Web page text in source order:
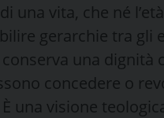
una vita, che né
gerarchie tra gli
una dignità
concedere o
una visione